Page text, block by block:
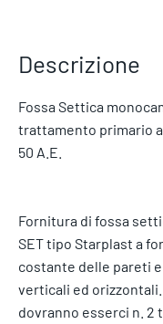
Descrizione
Fossa Settica
trattamento primario
50 A.E.
Fornitura di fossa
SET tipo Starplast a
costante delle pareti
verticali ed
dovranno esserci n. 2